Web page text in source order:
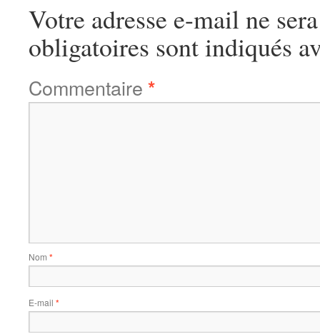
Votre adresse e-mail ne
obligatoires sont indiqués
Commentaire *
Nom *
E-mail *